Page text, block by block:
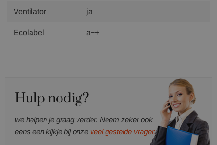
Ventilator ja
Ecolabel a++
Hulp nodig?
we helpen je graag verder. Neem zeker ook
eens een kijkje bij onze veel gestelde vragen.